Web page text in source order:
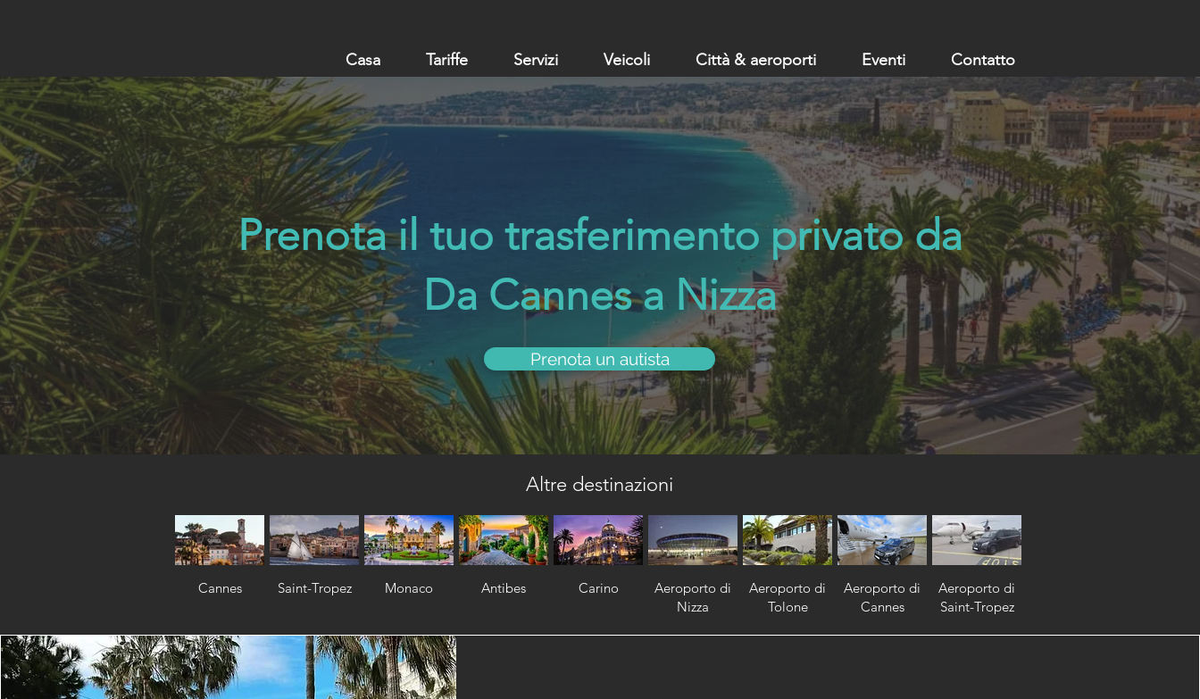
Casa Tariffe Servizi Veicoli Città & aeroporti Eventi Contatto
Prenota il tuo trasferimento privato da
Da Cannes a Nizza
Prenota un autista
Altre destinazioni
Cannes Saint-Tropez Monaco Antibes Carino
Aeroporto di
Nizza
Aeroporto di
Tolone
Aeroporto di
Cannes
Aeroporto di
Saint-Tropez